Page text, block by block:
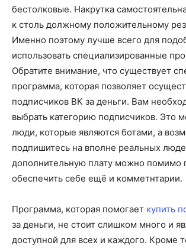
бестолковые. Накрутка
к столь должному положительному
Именно поэтому лучше всего для
использовать специализированные
Обратите внимание, что существует
программа, которая позволяет
подписчиков ВК за деньги. Вам
выбрать категорию подписчиков. Это
люди, которые являются ботами, а
подпишитесь на вполне реальных
дополнительную плату можно помимо
обеспечить себе ещё и комметнтарии.
Программа, которая помогает купить
за деньги, не стоит слишком много и
доступной для всех и каждого. Кроме